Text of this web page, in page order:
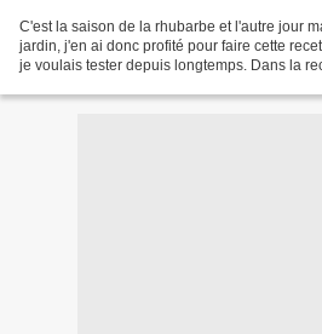
C'est la saison de la rhubarbe et l'autre jour
jardin, j'en ai donc profité pour faire cette
je voulais tester depuis longtemps. Dans la